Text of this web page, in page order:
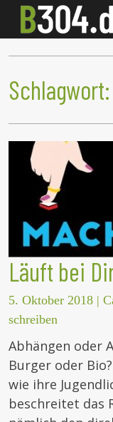
Schlagwort:
Läuft bei
5. Oktober 2018 |
schreiben
Abhängen oder
Burger oder
wie ihre
beschreitet das